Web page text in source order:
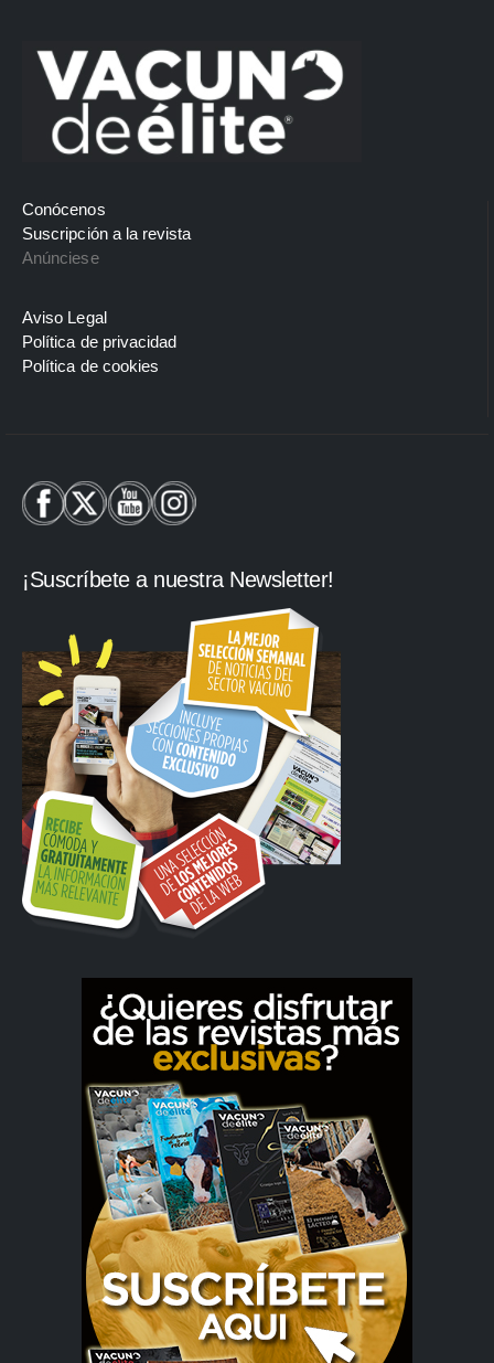
Conócenos
Suscripción a la revista
Anúnciese
Aviso Legal
Política de privacidad
Política de cookies
¡Suscríbete a nuestra Newsletter!